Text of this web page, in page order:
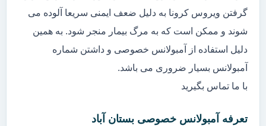
گرفتن ویروس کرونا به دلیل ضعف ایمنی سریعا آلوده می
شوند و ممکن است که به مرگ بیمار منجر شود. به همین
دلیل استفاده از آمبولانس خصوصی و داشتن شماره
آمبولانس بسیار ضروری می باشد.
با ما تماس بگیرید
تعرفه آمبولانس خصوصی بستان آباد